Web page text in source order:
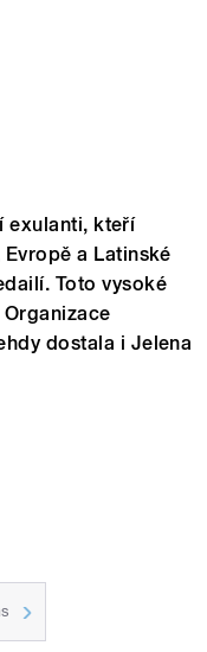
exulanti, kteří
a Latinské
Toto vysoké
dostala i Jelena